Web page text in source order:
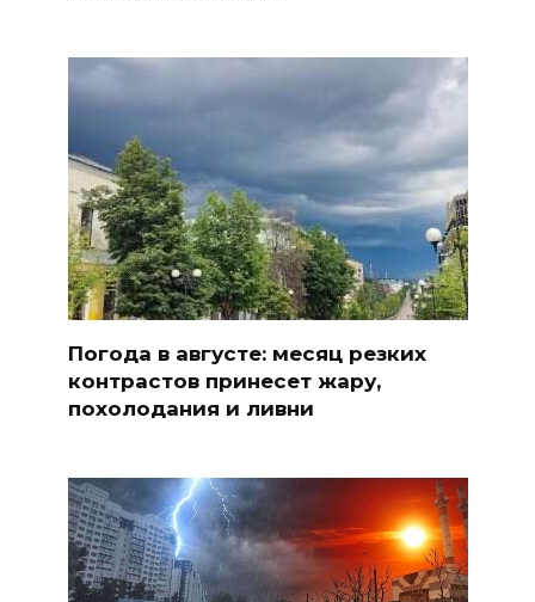
Погода в августе: месяц резких
контрастов принесет жару,
похолодания и ливни